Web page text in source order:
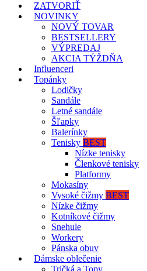
ZATVORIŤ
NOVINKY
NOVÝ TOVAR
BESTSELLERY
VÝPREDAJ
AKCIA TÝŽDŇA
Influenceri
Topánky
Lodičky
Sandále
Letné sandále
Šľapky
Balerínky
Tenisky BEST
Nízke tenisky
Členkové tenisky
Platformy
Mokasíny
Vysoké čižmy BEST
Nízke čižmy
Kotníkové čižmy
Snehule
Workery
Pánska obuv
Dámske oblečenie
Tričká a Topy